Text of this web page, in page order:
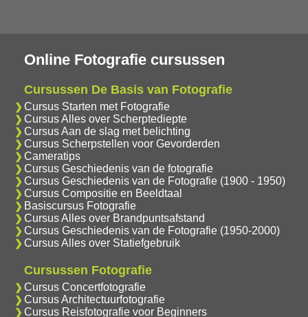
Online Fotografie cursussen
Cursussen De Basis van Fotografie
Cursus Starten met Fotografie
Cursus Alles over Scherptediepte
Cursus Aan de slag met belichting
Cursus Scherpstellen voor Gevorderden
Cameratips
Cursus Geschiedenis van de fotografie
Cursus Geschiedenis van de Fotografie (1900 - 1950)
Cursus Compositie en Beeldtaal
Basiscursus Fotografie
Cursus Alles over Brandpuntsafstand
Cursus Geschiedenis van de Fotografie (1950-2000)
Cursus Alles over Statiefgebruik
Cursussen Fotografie
Cursus Concertfotografie
Cursus Architectuurfotografie
Cursus Reisfotografie voor Beginners